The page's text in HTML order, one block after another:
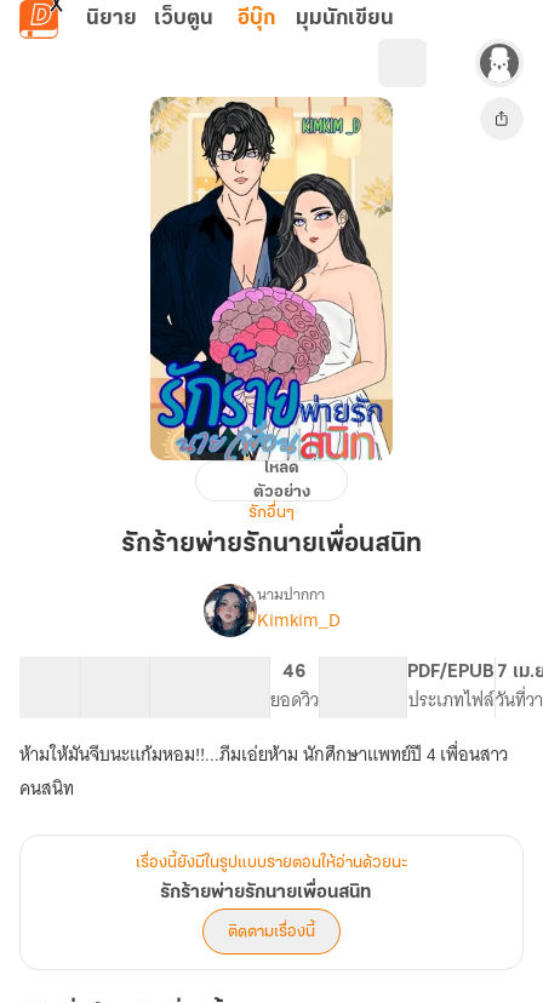
ข้ามไปยังเนื้อหาหลัก
นิยาย เว็บตูน อีบุ๊ก มุมนักเขียน
พ่าย
โหลด
ตัวอย่าง
รักอื่นๆ
รักร้ายพ่ายรักนายเพื่อนสนิท
เรื่อง
ร้าย
พ่าย
รัก
นาย
เพื่อน
นามปากกา
Kimkim_D
46
ยอดวิว
PDF/EPUB
ประเภทไฟล์
7 เม.
วันที่ว
ห้ามให้มันจีบนะแก้มหอม!!...ภีมเอ่ยห้าม นักศึกษาแพทย์ปี 4 เพื่อนสาว
คนสนิท
เรื่องนี้ยังมีในรูปแบบรายตอนให้อ่านด้วยนะ
รักร้ายพ่ายรักนายเพื่อนสนิท
ติดตามเรื่องนี้